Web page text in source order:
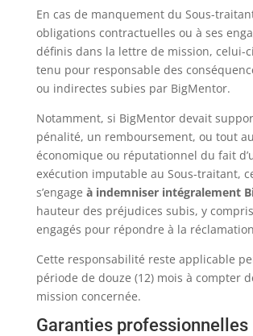
En cas de manquement du Sous-
obligations contractuelles ou à ses
définis dans la lettre de mission, celui-
tenu pour responsable des
ou indirectes subies par BigMentor.
Notamment, si BigMentor devait
pénalité, un remboursement, ou tout
économique ou réputationnel du fait
exécution imputable au Sous-traitant,
s’engage à indemniser intégralement
hauteur des préjudices subis, y
engagés pour répondre à la
Cette responsabilité reste applicable
période de douze (12) mois à compter
mission concernée.
Garanties professionnelles